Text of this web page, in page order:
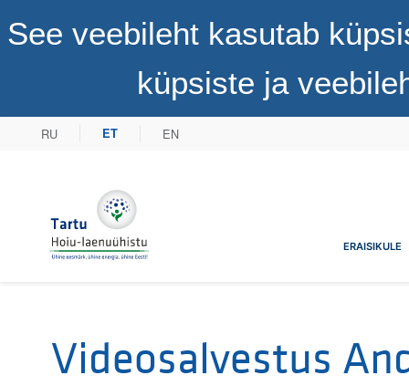
See veebileht kasutab
küpsiste ja
RU ET EN
Tartu Hoiu-laenuühistuERAISIKULE
Videosalvestus